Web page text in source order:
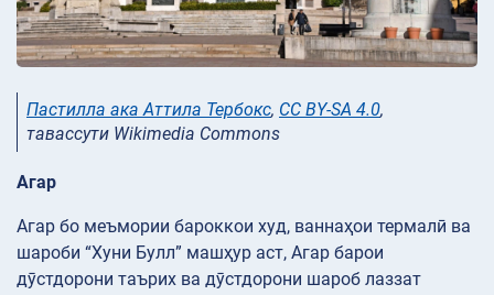
Пастилла ака Аттила Тербокс, CC BY-SA 4.0,
тавассути Wikimedia Commons
Агар
Агар бо меъмории бароккои худ, ваннаҳои термалӣ ва
шароби “Хуни Булл” машҳур аст, Агар барои
дӯстдорони таърих ва дӯстдорони шароб лаззат